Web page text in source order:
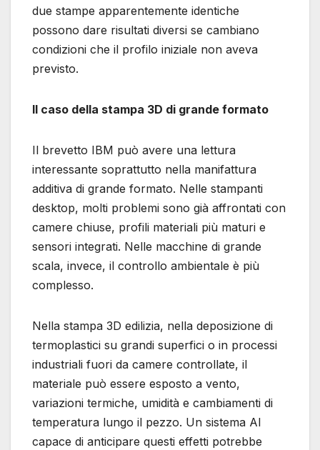
due stampe apparentemente identiche
possono dare risultati diversi se cambiano
condizioni che il profilo iniziale non aveva
previsto.
Il caso della stampa 3D di grande formato
Il brevetto IBM può avere una lettura
interessante soprattutto nella manifattura
additiva di grande formato. Nelle stampanti
desktop, molti problemi sono già affrontati con
camere chiuse, profili materiali più maturi e
sensori integrati. Nelle macchine di grande
scala, invece, il controllo ambientale è più
complesso.
Nella stampa 3D edilizia, nella deposizione di
termoplastici su grandi superfici o in processi
industriali fuori da camere controllate, il
materiale può essere esposto a vento,
variazioni termiche, umidità e cambiamenti di
temperatura lungo il pezzo. Un sistema AI
capace di anticipare questi effetti potrebbe